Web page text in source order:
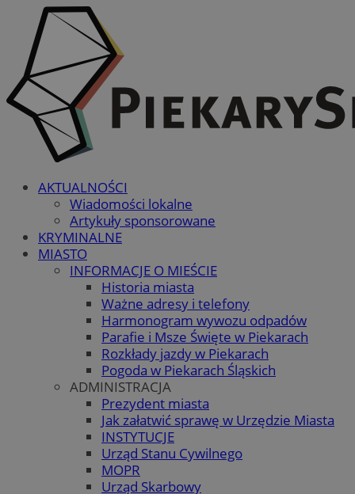
AKTUALNOŚCI
Wiadomości lokalne
Artykuły sponsorowane
KRYMINALNE
MIASTO
INFORMACJE O MIEŚCIE
Historia miasta
Ważne adresy i telefony
Harmonogram wywozu odpadów
Parafie i Msze Święte w Piekarach
Rozkłady jazdy w Piekarach
Pogoda w Piekarach Śląskich
ADMINISTRACJA
Prezydent miasta
Jak załatwić sprawę w Urzędzie Miasta
INSTYTUCJE
Urząd Stanu Cywilnego
MOPR
Urząd Skarbowy